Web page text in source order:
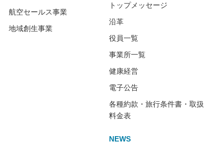
航空セールス事業
地域創生事業
トップメッセージ
沿革
役員一覧
事業所一覧
健康経営
電子公告
各種約款・旅行条件書・取扱
料金表
NEWS